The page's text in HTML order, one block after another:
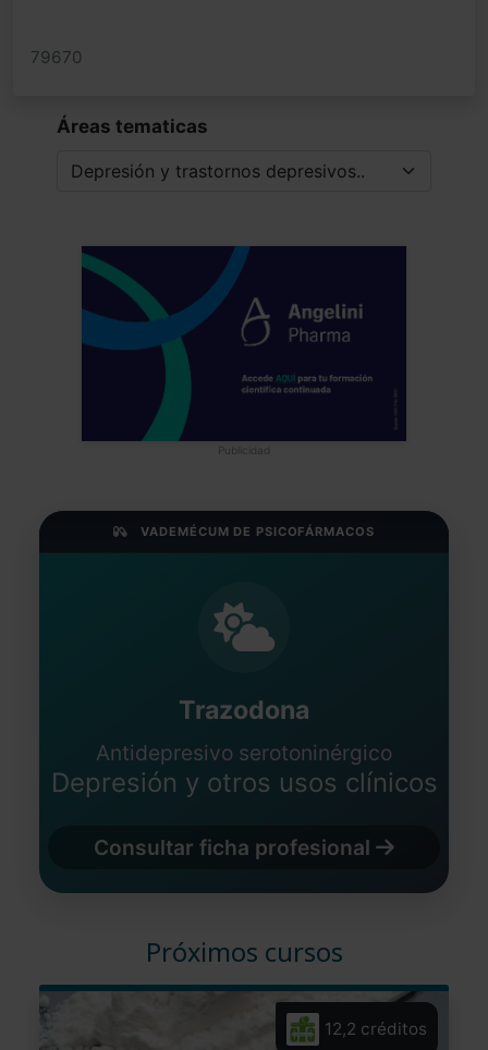
79670
Áreas tematicas
Publicidad
VADEMÉCUM DE PSICOFÁRMACOS
Trazodona
Antidepresivo serotoninérgico
Depresión y otros usos clínicos
Consultar ficha profesional
Próximos cursos
12,2 créditos